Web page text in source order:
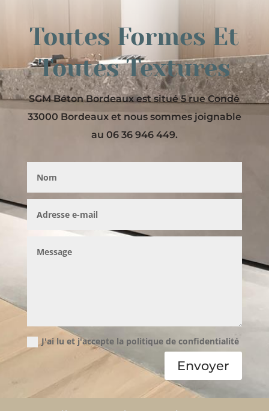
Toutes Formes Et
Toutes Textures
SGM Béton Bordeaux est situé 5 rue Condé
33000 Bordeaux et nous sommes joignable
au 06 36 946 449.
J'ai lu et j'accepte la politique de confidentialité
Envoyer